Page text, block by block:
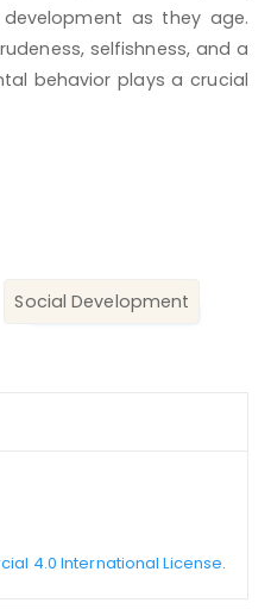
as they age.
selfishness, and a
behavior plays a crucial
Social Development
4.0 International License.